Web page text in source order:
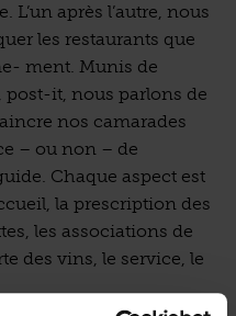
L’un après l’autre, nous
les restaurants que
ment. Munis de
post-it, nous parlons de
nos camarades
– ou non – de
Chaque aspect est
la prescription des
les associations de
des vins, le service, le